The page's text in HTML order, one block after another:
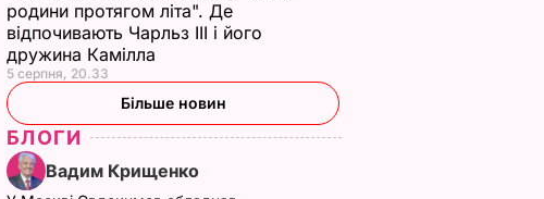
родини протягом літа". Де
відпочивають Чарльз III і його
дружина Камілла
5 серпня, 20.33
Більше новин
БЛОГИ
Вадим Крищенко